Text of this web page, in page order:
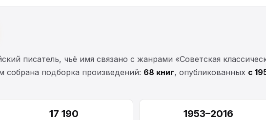
писатель, чьё имя связано с жанрами «Советская
собрана подборка произведений: 68 книг, опубликованных с
17 190 1953–2016